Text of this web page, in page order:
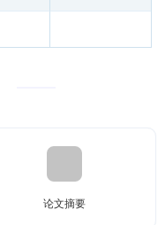
论文摘要